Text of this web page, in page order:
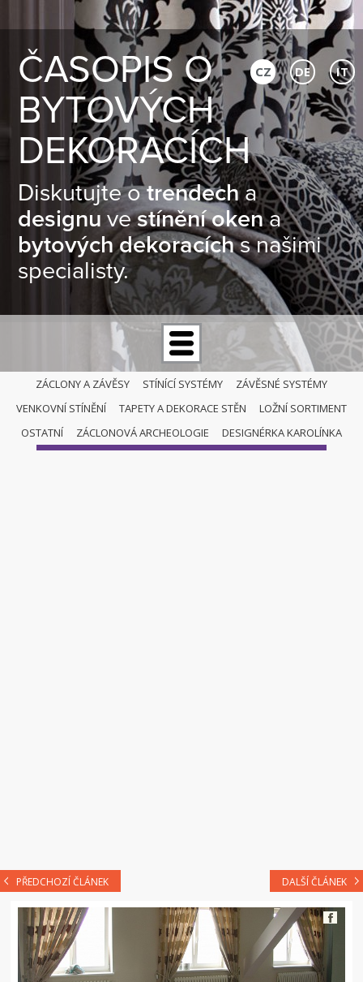
ČASOPIS O
BYTOVÝCH
DEKORACÍCH
Diskutujte otrendecha
designuvestínění okena
bytových dekoracíchs našimi
specialisty.
CZ DE IT
ZÁCLONY A ZÁVĚSY STÍNÍCÍ SYSTÉMY
ZÁVĚSNÉ SYSTÉMY
VENKOVNÍ STÍNĚNÍ
TAPETY A DEKORACE STĚN
LOŽNÍ SORTIMENT
OSTATNÍ
ZÁCLONOVÁ ARCHEOLOGIE DESIGNÉRKA KAROLÍNKA
ZÁCLONY A ZÁVĚSY
PŘEDCHOZÍ ČLÁNEK DALŠÍ ČLÁNEK